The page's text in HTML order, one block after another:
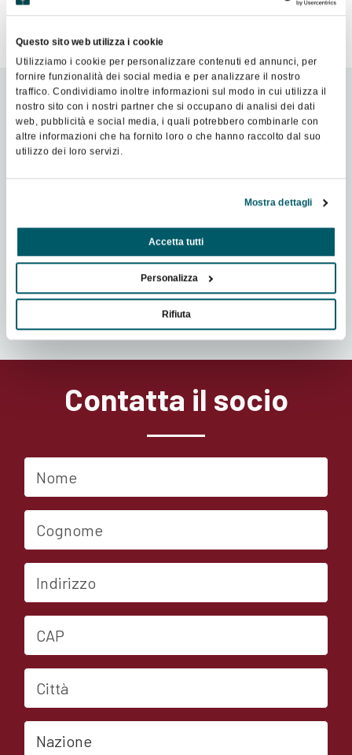
Questo sito web utilizza i cookie
Utilizziamo i cookie per personalizzare contenuti ed annunci, per
fornire funzionalità dei social media e per analizzare il nostro
traffico. Condividiamo inoltre informazioni sul modo in cui utilizza il
nostro sito con i nostri partner che si occupano di analisi dei dati
web, pubblicità e social media, i quali potrebbero combinarle con
altre informazioni che ha fornito loro o che hanno raccolto dal suo
utilizzo dei loro servizi.
Mostra dettagli
Accetta tutti
Personalizza
Rifiuta
Contatta il socio
Video
Spazio Reale Eventi - Video Corporate
Contatta il socio
Nome
Cognome
Indirizzo
CAP
Città
Nazione